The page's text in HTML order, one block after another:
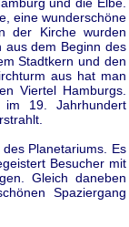
eine wunderschöne
der Kirche wurden
aus dem Beginn des
Stadtkern und den
aus hat man
Viertel Hamburgs.
im 19. Jahrhundert
Planetariums. Es
Besucher mit
Gleich daneben
Spaziergang